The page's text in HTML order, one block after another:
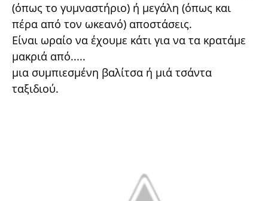
(όπως το γυμναστήριο) ή μεγάλη (όπως και
πέρα από τον ωκεανό) αποστάσεις.
Είναι ωραίο να έχουμε κάτι για να τα κρατάμε
μακριά από.....
μια συμπιεσμένη βαλίτσα ή μιά τσάντα
ταξιδιού.